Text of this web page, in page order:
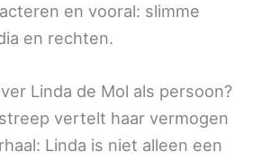
en vooral: slimme
en rechten.
Linda de Mol als persoon?
vertelt haar vermogen
Linda is niet alleen een